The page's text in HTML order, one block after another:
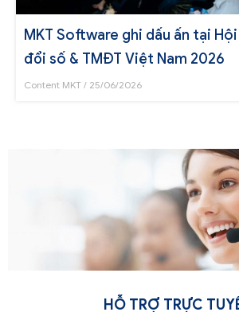
MKT Software ghi dấu ấn tại
đổi số & TMĐT Việt Nam 2026
Content MKT 25/06/2026
HỖ TRỢ TRỰC